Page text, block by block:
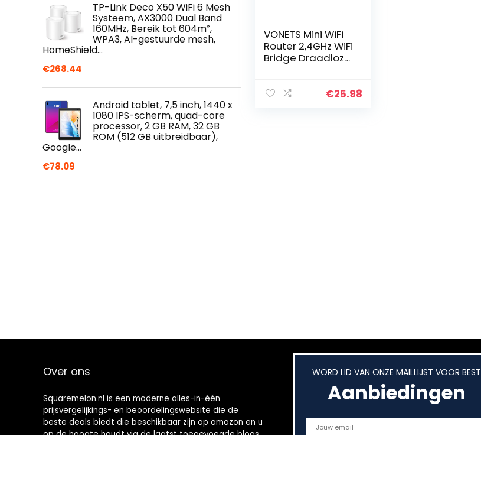
TP-Link Deco X50 WiFi 6 Mesh
Systeem, AX3000 Dual Band
160MHz, Bereik tot 604m²,
WPA3, AI-gestuurde mesh,
HomeShield…
€268.44
Android tablet, 7,5 inch, 1440 x
1080 IPS-scherm, quad-core
processor, 2 GB RAM, 32 GB
ROM (512 GB uitbreidbaar),
Google…
€78.09
VONETS Mini WiFi
Router 2,4GHz WiFi
Bridge Draadloze
voor thuis Hotel
€25.98
Over ons
Squaremelon.nl is een moderne alles-in-één
prijsvergelijkings- en beoordelingswebsite die de
beste deals biedt die beschikbaar zijn op amazon en u
op de hoogte houdt via de laatst toegevoegde blogs.
WORD LID VAN ONZE MAILLIJST VOOR BEST
Aanbiedingen